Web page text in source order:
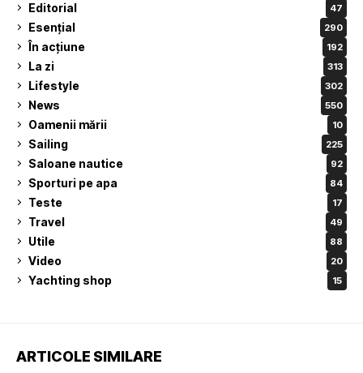
Editorial 47
Esențial 290
În acțiune 192
La zi 313
Lifestyle 302
News 550
Oamenii mării 10
Sailing 225
Saloane nautice 92
Sporturi pe apa 84
Teste 17
Travel 49
Utile 88
Video 20
Yachting shop 15
ARTICOLE SIMILARE